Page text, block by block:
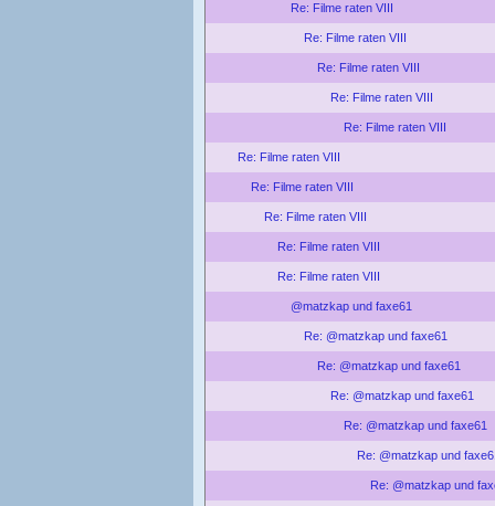
Re: Filme raten VIII
Re: Filme raten VIII
Re: Filme raten VIII
Re: Filme raten VIII
Re: Filme raten VIII
Re: Filme raten VIII
Re: Filme raten VIII
Re: Filme raten VIII
Re: Filme raten VIII
Re: Filme raten VIII
@matzkap und faxe61
Re: @matzkap und faxe61
Re: @matzkap und faxe61
Re: @matzkap und faxe61
Re: @matzkap und faxe61
Re: @matzkap und
Re: @matzkap und